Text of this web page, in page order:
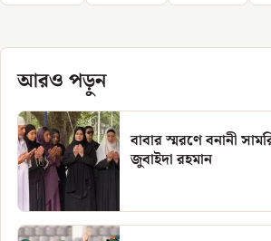
আরও পড়ুন
বাবার স্মরণে বনানী
জুবাইদা রহমান